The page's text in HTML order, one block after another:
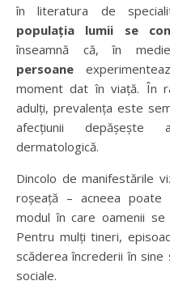
în literatura de
populația lumii se
înseamnă că, în
persoane
moment dat în viață. În
adulți, prevalența este
afecțiunii depășește
dermatologică.
Dincolo de manifestările
roșeață – acneea poate
modul în care oamenii
Pentru mulți tineri,
scăderea încrederii în
sociale.